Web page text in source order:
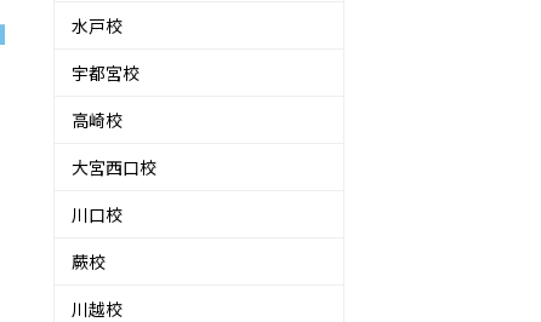
水戸校
宇都宮校
高崎校
大宮西口校
川口校
蕨校
川越校